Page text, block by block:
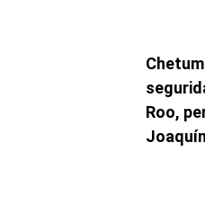
Roo,